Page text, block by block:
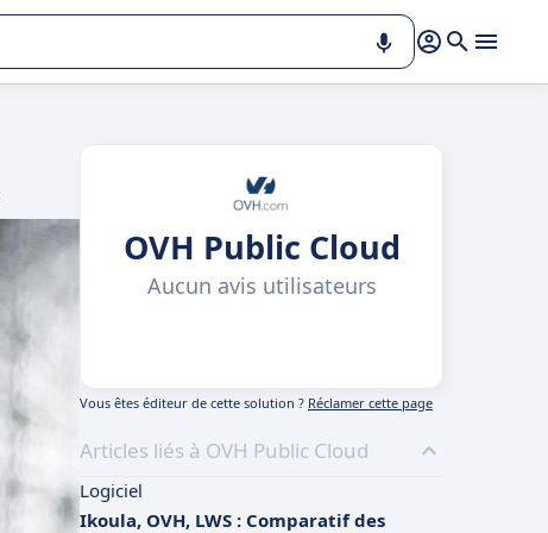
OVH Public Cloud
Aucun avis utilisateurs
Vous êtes éditeur de cette solution ? Réclamer cette page
Articles liés à OVH Public Cloud
Logiciel
Ikoula, OVH, LWS : Comparatif des